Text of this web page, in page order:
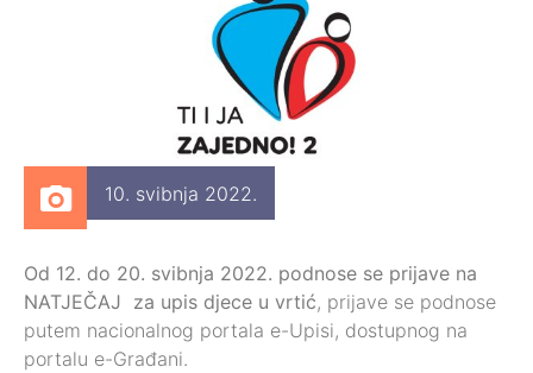
10. svibnja 2022.
Od 12. do 20. svibnja 2022. podnose se prijave na
NATJEČAJ za upis djece u vrtić, prijave se podnose
putem nacionalnog portala e-Upisi, dostupnog na
portalu e-Građani.